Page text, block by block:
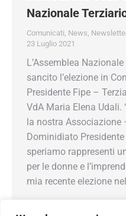
Nazionale
Comunicati, News,
23 Luglio 2021
L’Assemblea
sancito l’elezione in
Presidente Fipe –
VdA Maria Elena
la nostra
Dominidiato
speriamo rappresenti
per le donne e
mia recente elezione